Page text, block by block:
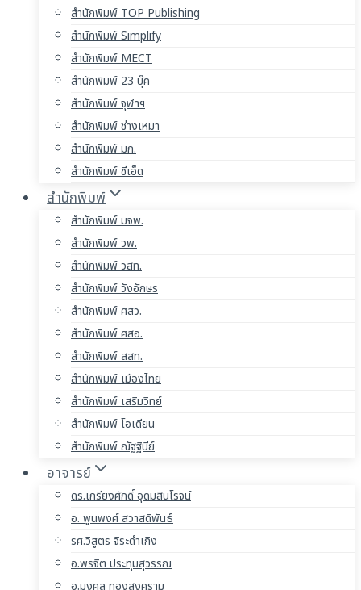
สำนักพิมพ์ TOP Publishing
สำนักพิมพ์ Simplify
สำนักพิมพ์ MECT
สำนักพิมพ์ 23 บุ๊ค
สำนักพิมพ์ จุฬาฯ
สำนักพิมพ์ ช่างเหมา
สำนักพิมพ์ มก.
สำนักพิมพ์ ซีเอ็ด
สำนักพิมพ์
สำนักพิมพ์ มจพ.
สำนักพิมพ์ วพ.
สำนักพิมพ์ วสท.
สำนักพิมพ์ วังอักษร
สำนักพิมพ์ ศสว.
สำนักพิมพ์ ศสอ.
สำนักพิมพ์ สสท.
สำนักพิมพ์ เมืองไทย
สำนักพิมพ์ เสริมวิทย์
สำนักพิมพ์ โอเดียน
สำนักพิมพ์ ณัฐฐินีย์
อาจารย์
ดร.เกรียงศักดิ์ อุดมสินโรจน์
อ. พูนพงศ์ สวาสดิพันธ์
รศ.วิสูตร จิระดำเกิง
อ.พรจิต ประทุมสุวรรณ
อ.มงคล ทองสงคราม